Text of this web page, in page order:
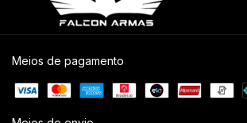
Meios de pagamento